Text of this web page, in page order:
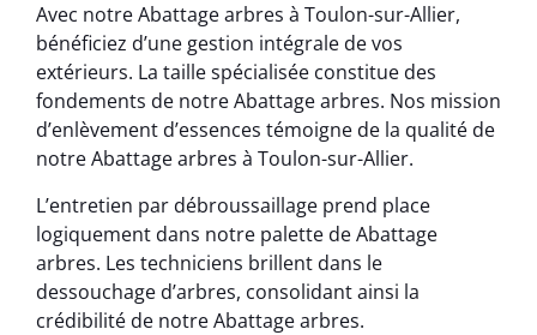
Avec notre Abattage arbres à Toulon-sur-Allier,
bénéficiez d’une gestion intégrale de vos
extérieurs. La taille spécialisée constitue des
fondements de notre Abattage arbres. Nos mission
d’enlèvement d’essences témoigne de la qualité de
notre Abattage arbres à Toulon-sur-Allier.
L’entretien par débroussaillage prend place
logiquement dans notre palette de Abattage
arbres. Les techniciens brillent dans le
dessouchage d’arbres, consolidant ainsi la
crédibilité de notre Abattage arbres.